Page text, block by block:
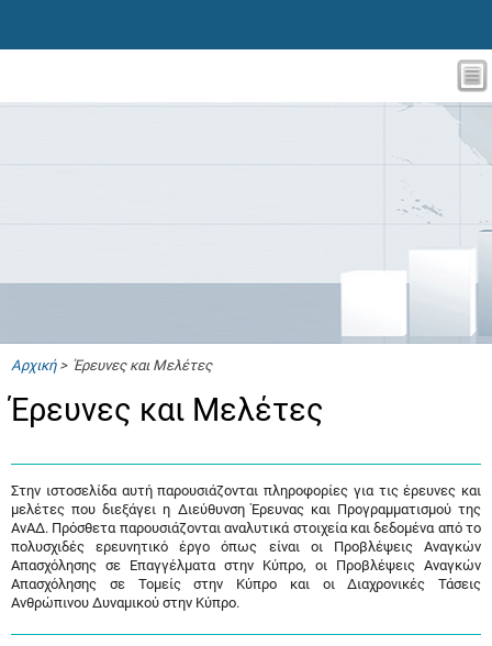
Αρχική> Έρευνες και Μελέτες
Έρευνες και Μελέτες
Στην ιστοσελίδα αυτή παρουσιάζονται πληροφορίες για τις έρευνες και
μελέτες που διεξάγει η Διεύθυνση Έρευνας και Προγραμματισμού της
ΑνΑΔ. Πρόσθετα παρουσιάζονται αναλυτικά στοιχεία και δεδομένα από το
πολυσχιδές ερευνητικό έργο όπως είναι οι Προβλέψεις Αναγκών
Απασχόλησης σε Επαγγέλματα στην Κύπρο, οι Προβλέψεις Αναγκών
Απασχόλησης σε Τομείς στην Κύπρο και οι Διαχρονικές Τάσεις
Ανθρώπινου Δυναμικού στην Κύπρο.